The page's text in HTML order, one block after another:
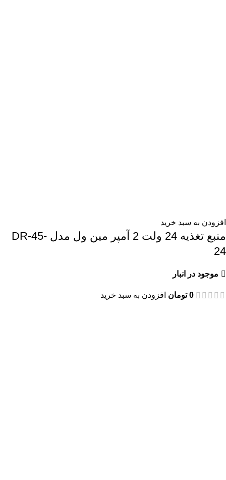
افزودن به سبد خرید
منبع تغذیه 24 ولت 2 آمپر مین ول مدل DR-45-
24
موجود در انبار
0 تومان افزودن به سبد خرید